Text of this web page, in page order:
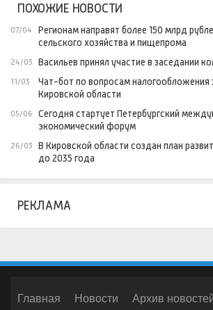
ПОХОЖИЕ НОВОСТИ
07/04
Регионам направят более 150 млрд
сельского хозяйства и пищепрома
24/03 Васильев принял участие в заседании
11/03
Чат-бот по вопросам налогообложения
Кировской области
05/06
Сегодня стартует Петербургский
экономический форум
26/03
В Кировской области создан план
до 2035 года
РЕКЛАМА
Главная Новости Архив